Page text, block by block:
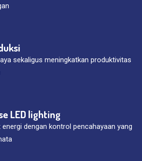
sekaligus meningkatkan produktivitas
LED lighting
dengan kontrol pencahayaan yang